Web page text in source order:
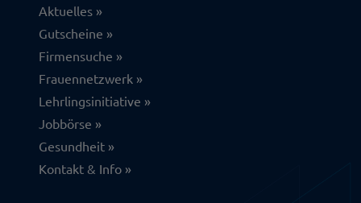
Aktuelles
Gutscheine
Firmensuche
Frauennetzwerk
Lehrlingsinitiative
Jobbörse
Gesundheit
Kontakt & Info